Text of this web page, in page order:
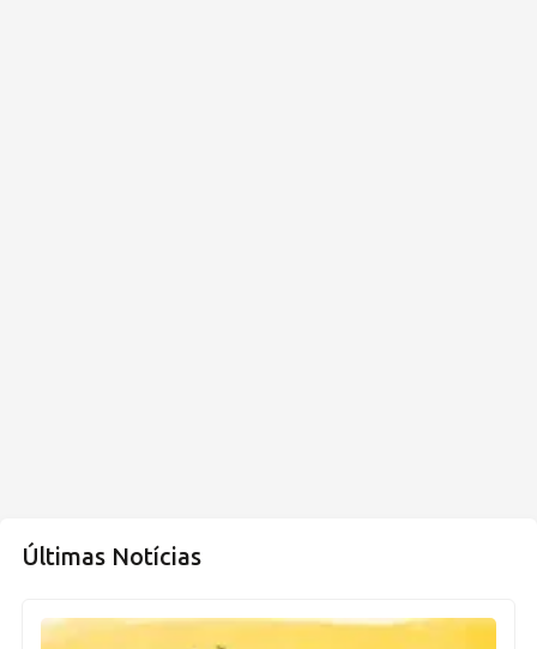
Últimas Notícias